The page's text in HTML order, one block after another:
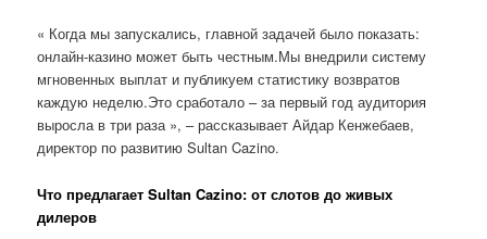
« Когда мы запускались, главной задачей было показать:
онлайн-казино может быть честным.Мы внедрили систему
мгновенных выплат и публикуем статистику возвратов
каждую неделю.Это сработало – за первый год аудитория
выросла в три раза », – рассказывает Айдар Кенжебаев,
директор по развитию Sultan Cazino.
Что предлагает Sultan Cazino: от слотов до живых
дилеров